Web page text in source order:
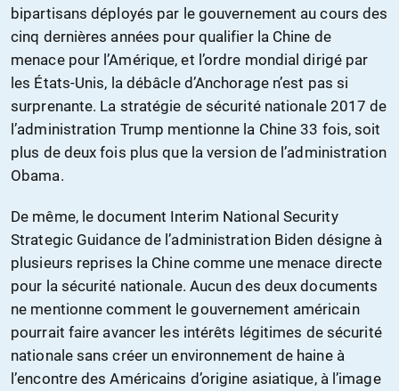
bipartisans déployés par le gouvernement au cours des
cinq dernières années pour qualifier la Chine de
menace pour l’Amérique, et l’ordre mondial dirigé par
les États-Unis, la débâcle d’Anchorage n’est pas si
surprenante. La stratégie de sécurité nationale 2017 de
l’administration Trump mentionne la Chine 33 fois, soit
plus de deux fois plus que la version de l’administration
Obama.
De même, le document Interim National Security
Strategic Guidance de l’administration Biden désigne à
plusieurs reprises la Chine comme une menace directe
pour la sécurité nationale. Aucun des deux documents
ne mentionne comment le gouvernement américain
pourrait faire avancer les intérêts légitimes de sécurité
nationale sans créer un environnement de haine à
l’encontre des Américains d’origine asiatique, à l’image